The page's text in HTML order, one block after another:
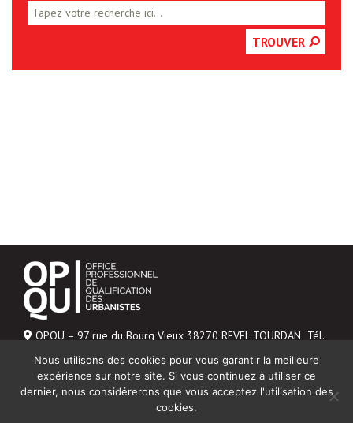
TROUVER
OPQU – 97 rue du Bourg Vieux 38270 REVEL TOURDAN Tél.
Mentions légales
NOUS CONTACTER
Nous utilisons des cookies pour vous garantir la meilleure
expérience sur notre site. Si vous continuez à utiliser ce
dernier, nous considérerons que vous acceptez l'utilisation des
cookies.